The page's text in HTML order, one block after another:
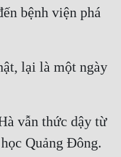
bệnh viện phá
lại là một ngày
vẫn thức dậy từ